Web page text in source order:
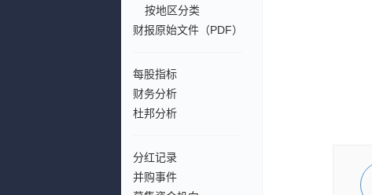
按地区分类
财报原始文件（PDF）
每股指标
财务分析
杜邦分析
分红记录
并购事件